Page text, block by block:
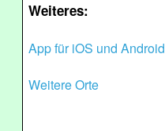
Weiteres:
App für iOS und Android
Weitere Orte